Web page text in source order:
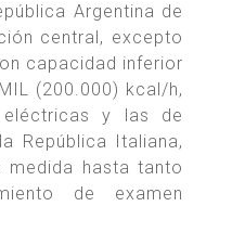
Argentina de
central, excepto
capacidad inferior
(200.000) kcal/h,
y las de
República Italiana,
medida hasta tanto
de examen